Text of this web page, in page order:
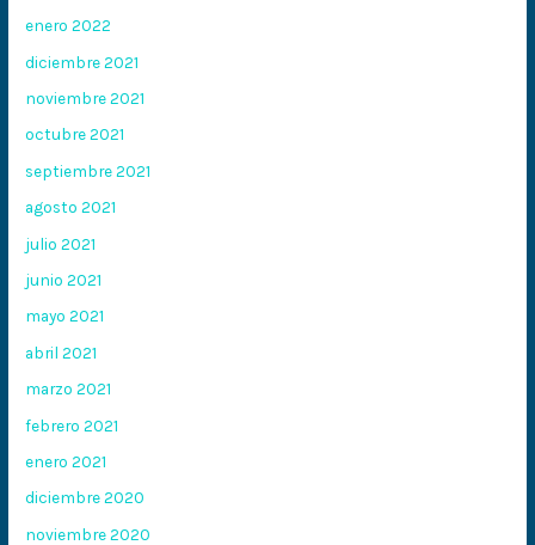
enero 2022
diciembre 2021
noviembre 2021
octubre 2021
septiembre 2021
agosto 2021
julio 2021
junio 2021
mayo 2021
abril 2021
marzo 2021
febrero 2021
enero 2021
diciembre 2020
noviembre 2020